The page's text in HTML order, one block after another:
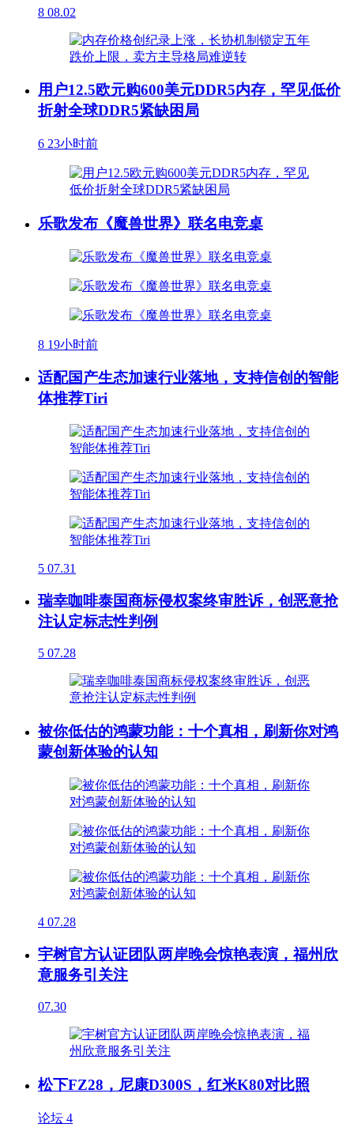
8 08.02
用户12.5欧元购600美元DDR5内存，罕见低价
折射全球DDR5紧缺困局
6 23小时前
乐歌发布《魔兽世界》联名电竞桌
8 19小时前
适配国产生态加速行业落地，支持信创的智能
体推荐Tiri
5 07.31
瑞幸咖啡泰国商标侵权案终审胜诉，创恶意抢
注认定标志性判例
5 07.28
被你低估的鸿蒙功能：十个真相，刷新你对鸿
蒙创新体验的认知
4 07.28
宇树官方认证团队两岸晚会惊艳表演，福州欣
意服务引关注
07.30
松下FZ28，尼康D300S，红米K80对比照
论坛 4